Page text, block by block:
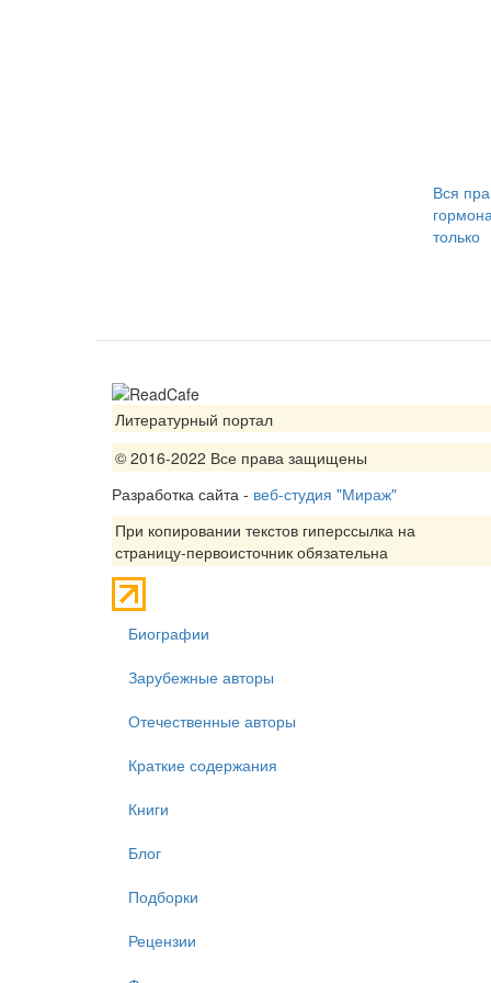
Вся
только
Литературный портал
© 2016-2022 Все права защищены
Разработка сайта - веб-студия "Мираж"
При копировании текстов гиперссылка на
страницу-первоисточник обязательна
Биографии
Зарубежные авторы
Отечественные авторы
Краткие содержания
Книги
Блог
Подборки
Рецензии